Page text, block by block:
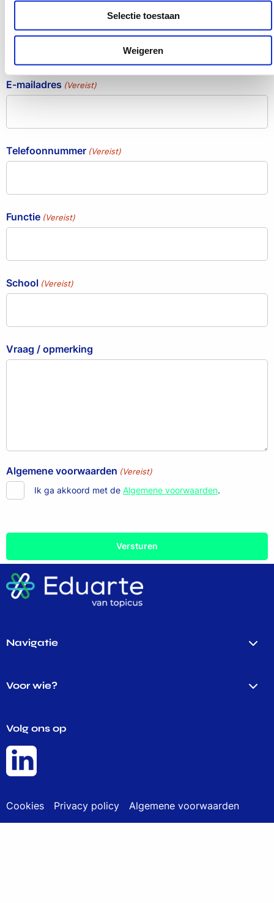
Selectie toestaan
Weigeren
E-mailadres (Vereist)
Telefoonnummer (Vereist)
Functie (Vereist)
School (Vereist)
Vraag / opmerking
Algemene voorwaarden (Vereist)
Ik ga akkoord met de Algemene voorwaarden.
Navigatie
Voor wie?
Volg ons op
Cookies Privacy policy Algemene voorwaarden